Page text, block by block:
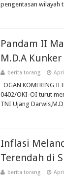
pengentasan wilayah
Pandam II
M.D.A
berita torang
OGAN KOMERING
0402/OKI-OI turut
TNI Ujang
Inflasi
Terendah di
berita torang